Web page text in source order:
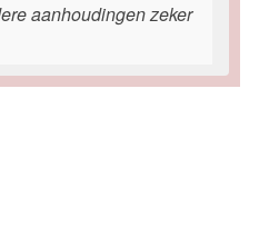
aanhoudingen zeker